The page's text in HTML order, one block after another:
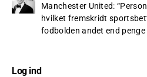
Manchester United: “
hvilket fremskridt
fodbolden andet end
Log ind